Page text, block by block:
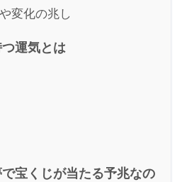
変化の兆し
運気とは
で宝くじが当たる予兆なの